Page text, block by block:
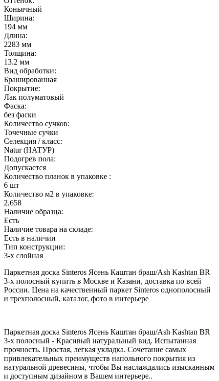
Коньячный
Ширина:
194 мм
Длина:
2283 мм
Толщина:
13.2 мм
Вид обработки:
Брашированная
Покрытие:
Лак полуматовый
Фаска:
без фаски
Количество сучков:
Точечные сучки
Селекция / класс:
Natur (НАТУР)
Подогрев пола:
Допускается
Количество планок в упаковке :
6 шт
Количество м2 в упаковке:
2,658
Наличие образца:
Есть
Наличие товара на складе:
Есть в наличии
Тип конструкции:
3-х слойная
Паркетная доска Sinteros Ясень Каштан браш/Ash Kashtan BR
3-х полосный купить в Москве и Казани, доставка по всей
России. Цена на качественный паркет Sinteros однополосный
и трехполосный, каталог, фото в интерьере
Паркетная доска Sinteros Ясень Каштан браш/Ash Kashtan BR
3-х полосный - Красивый натуральный вид. Испытанная
прочность. Простая, легкая укладка. Сочетание самых
привлекательных преимуществ напольного покрытия из
натуральной древесины, чтобы Вы наслаждались изысканным
и доступным дизайном в Вашем интерьере..